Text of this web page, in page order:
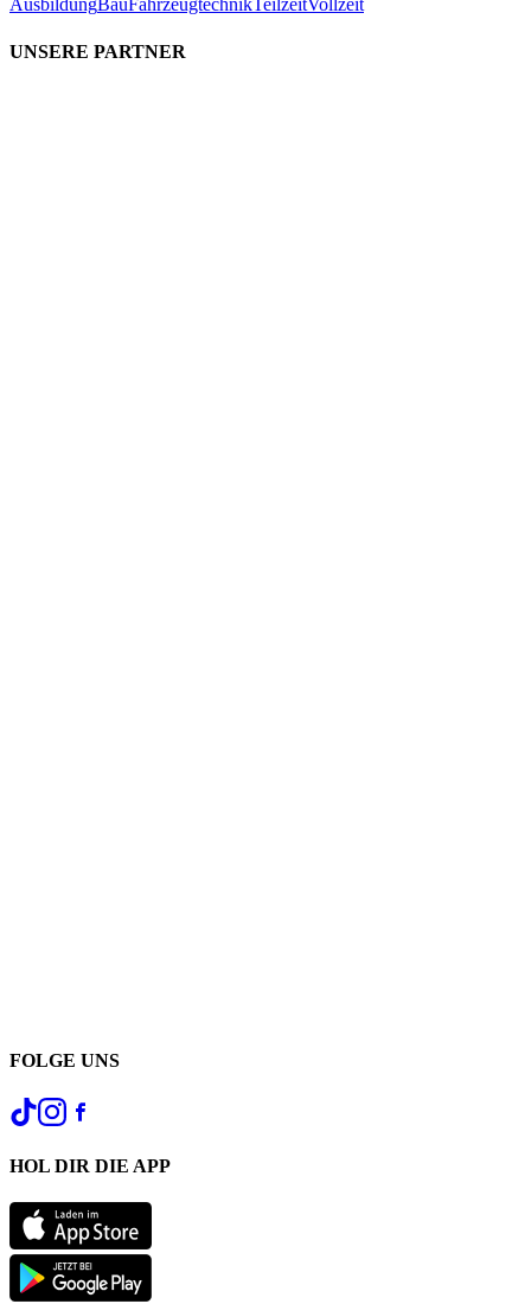
AusbildungBauFahrzeugtechnikTeilzeitVollzeit
UNSERE PARTNER
FOLGE UNS
HOL DIR DIE APP